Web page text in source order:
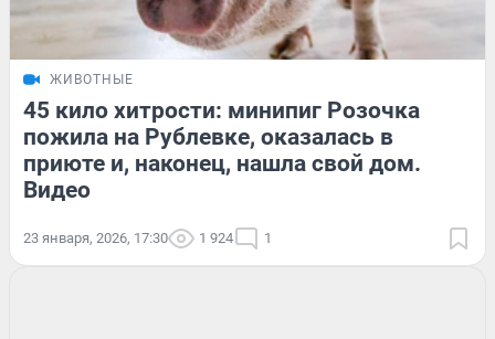
ЖИВОТНЫЕ
45 кило хитрости: минипиг Розочка
пожила на Рублевке, оказалась в
приюте и, наконец, нашла свой дом.
Видео
23 января, 2026, 17:30 1 924 1